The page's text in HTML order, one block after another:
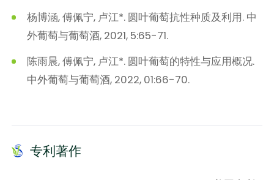
杨博涵, 傅佩宁, 卢江*. 圆叶葡萄抗性种质及利用. 中
外葡萄与葡萄酒, 2021, 5:65-71.
陈雨晨, 傅佩宁, 卢江*. 圆叶葡萄的特性与应用概况.
中外葡萄与葡萄酒, 2022, 01:66-70.
专利著作